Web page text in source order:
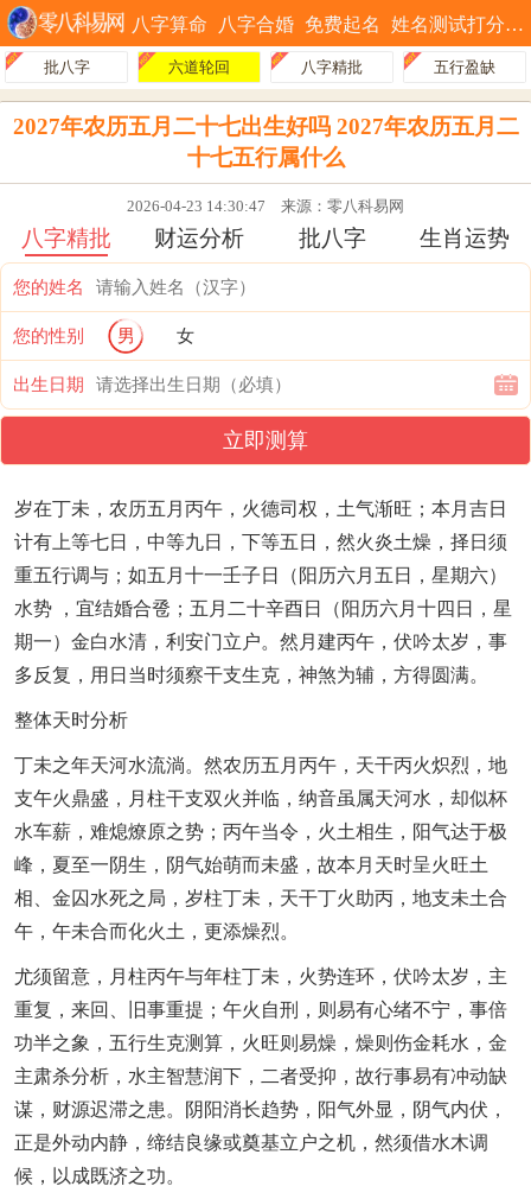
八字算命 八字合婚 免费起名 姓名测试打分
批八字 六道轮回 八字精批 五行盈缺
2027年农历五月二十七出生好吗 2027年农历五月二
十七五行属什么
2026-04-23 14:30:47 来源：零八科易网
八字精批 财运分析 批八字 生肖运势
您的姓名
您的性别 男 女
出生日期
立即测算
岁在丁未，农历五月丙午，火德司权，土气渐旺；本月吉日
计有上等七日，中等九日，下等五日，然火炎土燥，择日须
重五行调与；如五月十一壬子日（阳历六月五日，星期六）
水势 ，宜结婚合卺；五月二十辛酉日（阳历六月十四日，星
期一）金白水清，利安门立户。然月建丙午，伏吟太岁，事
多反复，用日当时须察干支生克，神煞为辅，方得圆满。
整体天时分析
丁未之年天河水流淌。然农历五月丙午，天干丙火炽烈，地
支午火鼎盛，月柱干支双火并临，纳音虽属天河水，却似杯
水车薪，难熄燎原之势；丙午当令，火土相生，阳气达于极
峰，夏至一阴生，阴气始萌而未盛，故本月天时呈火旺土
相、金囚水死之局，岁柱丁未，天干丁火助丙，地支未土合
午，午未合而化火土，更添燥烈。
尤须留意，月柱丙午与年柱丁未，火势连环，伏吟太岁，主
重复，来回、旧事重提；午火自刑，则易有心绪不宁，事倍
功半之象，五行生克测算，火旺则易燥，燥则伤金耗水，金
主肃杀分析，水主智慧润下，二者受抑，故行事易有冲动缺
谋，财源迟滞之患。阴阳消长趋势，阳气外显，阴气内伏，
正是外动内静，缔结良缘或奠基立户之机，然须借水木调
候，以成既济之功。